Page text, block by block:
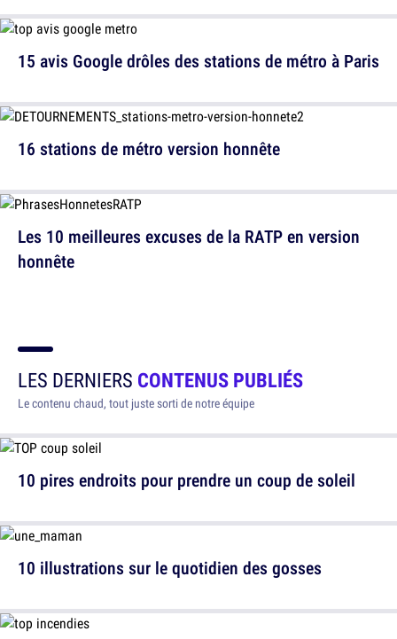
15 avis Google drôles des stations de métro à Paris
Les 10 meilleures excuses de la RATP en version
honnête
16 stations de métro version honnête
LES DERNIERS CONTENUS PUBLIÉS
Le contenu chaud, tout juste sorti de notre équipe
10 pires endroits pour prendre un coup de soleil
10 illustrations sur le quotidien des gosses